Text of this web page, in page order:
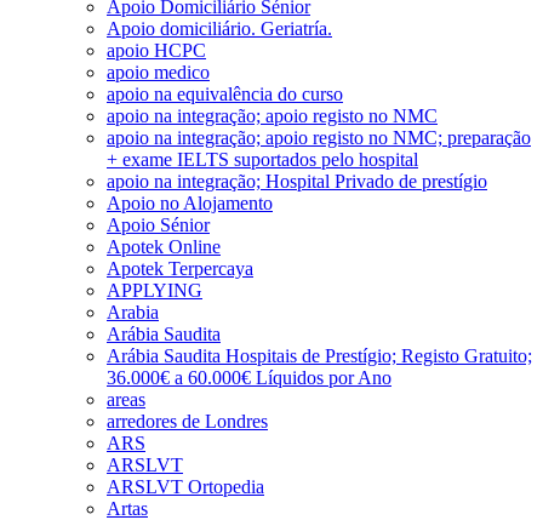
Apoio Domiciliário Sénior
Apoio domiciliário. Geriatría.
apoio HCPC
apoio medico
apoio na equivalência do curso
apoio na integração; apoio registo no NMC
apoio na integração; apoio registo no NMC; preparação
+ exame IELTS suportados pelo hospital
apoio na integração; Hospital Privado de prestígio
Apoio no Alojamento
Apoio Sénior
Apotek Online
Apotek Terpercaya
APPLYING
Arabia
Arábia Saudita
Arábia Saudita Hospitais de Prestígio; Registo Gratuito;
36.000€ a 60.000€ Líquidos por Ano
areas
arredores de Londres
ARS
ARSLVT
ARSLVT Ortopedia
Artas